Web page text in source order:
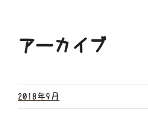
アーカイブ
2018年9月